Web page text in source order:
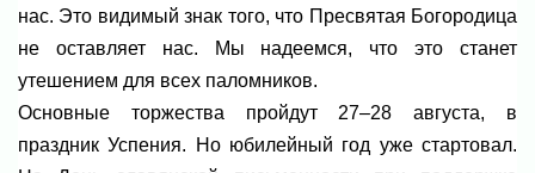
нас. Это видимый знак того, что Пресвятая Богородица
не оставляет нас. Мы надеемся, что это станет
утешением для всех паломников.
Основные торжества пройдут 27–28 августа, в
праздник Успения. Но юбилейный год уже стартовал.